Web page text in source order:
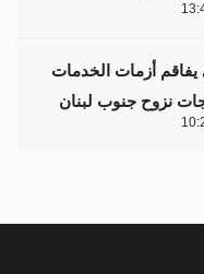
يفاقم أزمات الخدمات
نزوح جنوب لبنان